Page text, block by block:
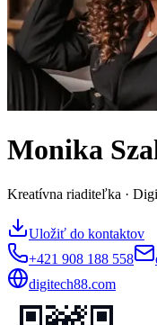
Monika
Kreatívna riaditeľka ·
Uložiť do kontaktov
+421 908 188 558
digitech88.com